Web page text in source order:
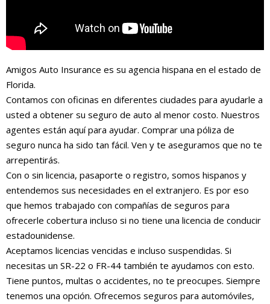
Amigos Auto Insurance es su agencia hispana en el estado de
Florida.
Contamos con oficinas en diferentes ciudades para ayudarle a
usted a obtener su seguro de auto al menor costo. Nuestros
agentes están aquí para ayudar. Comprar una póliza de
seguro nunca ha sido tan fácil. Ven y te aseguramos que no te
arrepentirás.
Con o sin licencia, pasaporte o registro, somos hispanos y
entendemos sus necesidades en el extranjero. Es por eso
que hemos trabajado con compañías de seguros para
ofrecerle cobertura incluso si no tiene una licencia de conducir
estadounidense.
Aceptamos licencias vencidas e incluso suspendidas. Si
necesitas un SR-22 o FR-44 también te ayudamos con esto.
Tiene puntos, multas o accidentes, no te preocupes. Siempre
tenemos una opción. Ofrecemos seguros para automóviles,